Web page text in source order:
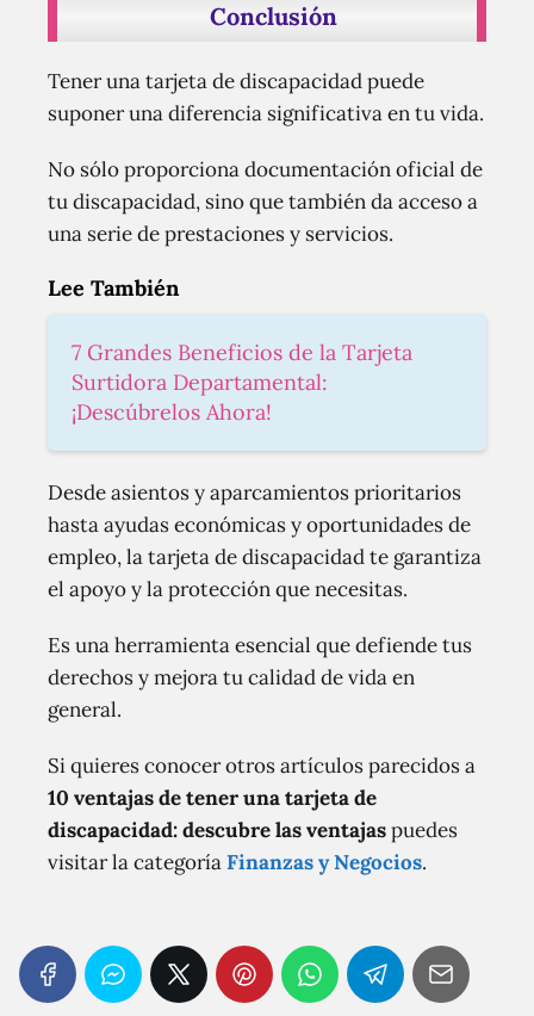
Conclusión
Tener una tarjeta de discapacidad puede
suponer una diferencia significativa en tu vida.
No sólo proporciona documentación oficial de
tu discapacidad, sino que también da acceso a
una serie de prestaciones y servicios.
Lee También
7 Grandes Beneficios de la Tarjeta
Surtidora Departamental:
¡Descúbrelos Ahora!
Desde asientos y aparcamientos prioritarios
hasta ayudas económicas y oportunidades de
empleo, la tarjeta de discapacidad te garantiza
el apoyo y la protección que necesitas.
Es una herramienta esencial que defiende tus
derechos y mejora tu calidad de vida en
general.
Si quieres conocer otros artículos parecidos a
10 ventajas de tener una tarjeta de
discapacidad: descubre las ventajaspuedes
visitar la categoríaFinanzas y Negocios.